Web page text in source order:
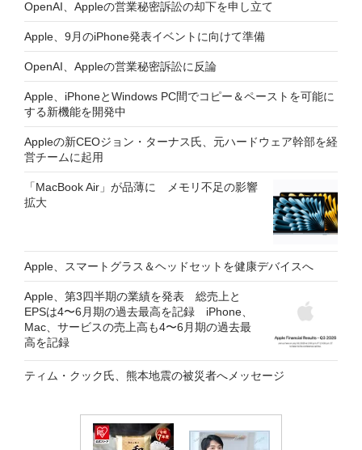
OpenAI、Appleの営業秘密訴訟の却下を申し立て
Apple、9月のiPhone発表イベントに向けて準備
OpenAI、Appleの営業秘密訴訟に反論
Apple、iPhoneとWindows PC間でコピー＆ペーストを可能に
する新機能を開発中
Appleの新CEOジョン・ターナス氏、元ハードウェア幹部を経
営チームに起用
「MacBook Air」が品薄に メモリ不足の影響
拡大
Apple、スマートグラス＆ヘッドセットを健康デバイスへ
Apple、第3四半期の業績を発表 総売上と
EPSは4〜6月期の過去最高を記録 iPhone、
Mac、サービスの売上高も4〜6月期の過去最
高を記録
ティム・クック氏、熊本地震の被災者へメッセージ